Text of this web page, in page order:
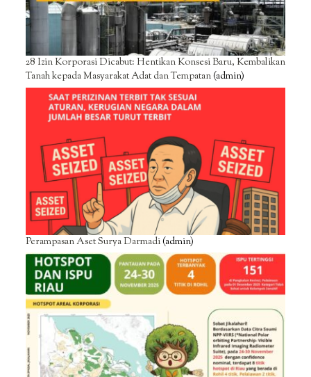
28 Izin Korporasi Dicabut: Hentikan Konsesi Baru, Kembalikan
Tanah kepada Masyarakat Adat dan Tempatan(admin)
Perampasan Aset Surya Darmadi(admin)